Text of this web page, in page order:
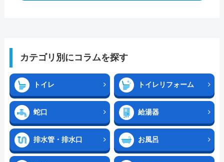
カテゴリ別にコラムを探す
トイレ トイレリフォーム
蛇口 給湯器
排水管・排水口 お風呂